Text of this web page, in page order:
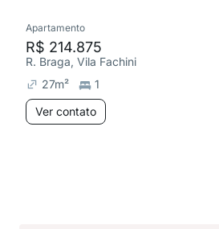
Apartamento
R$ 214.875
R. Braga, Vila Fachini
27m²
1
Ver contato